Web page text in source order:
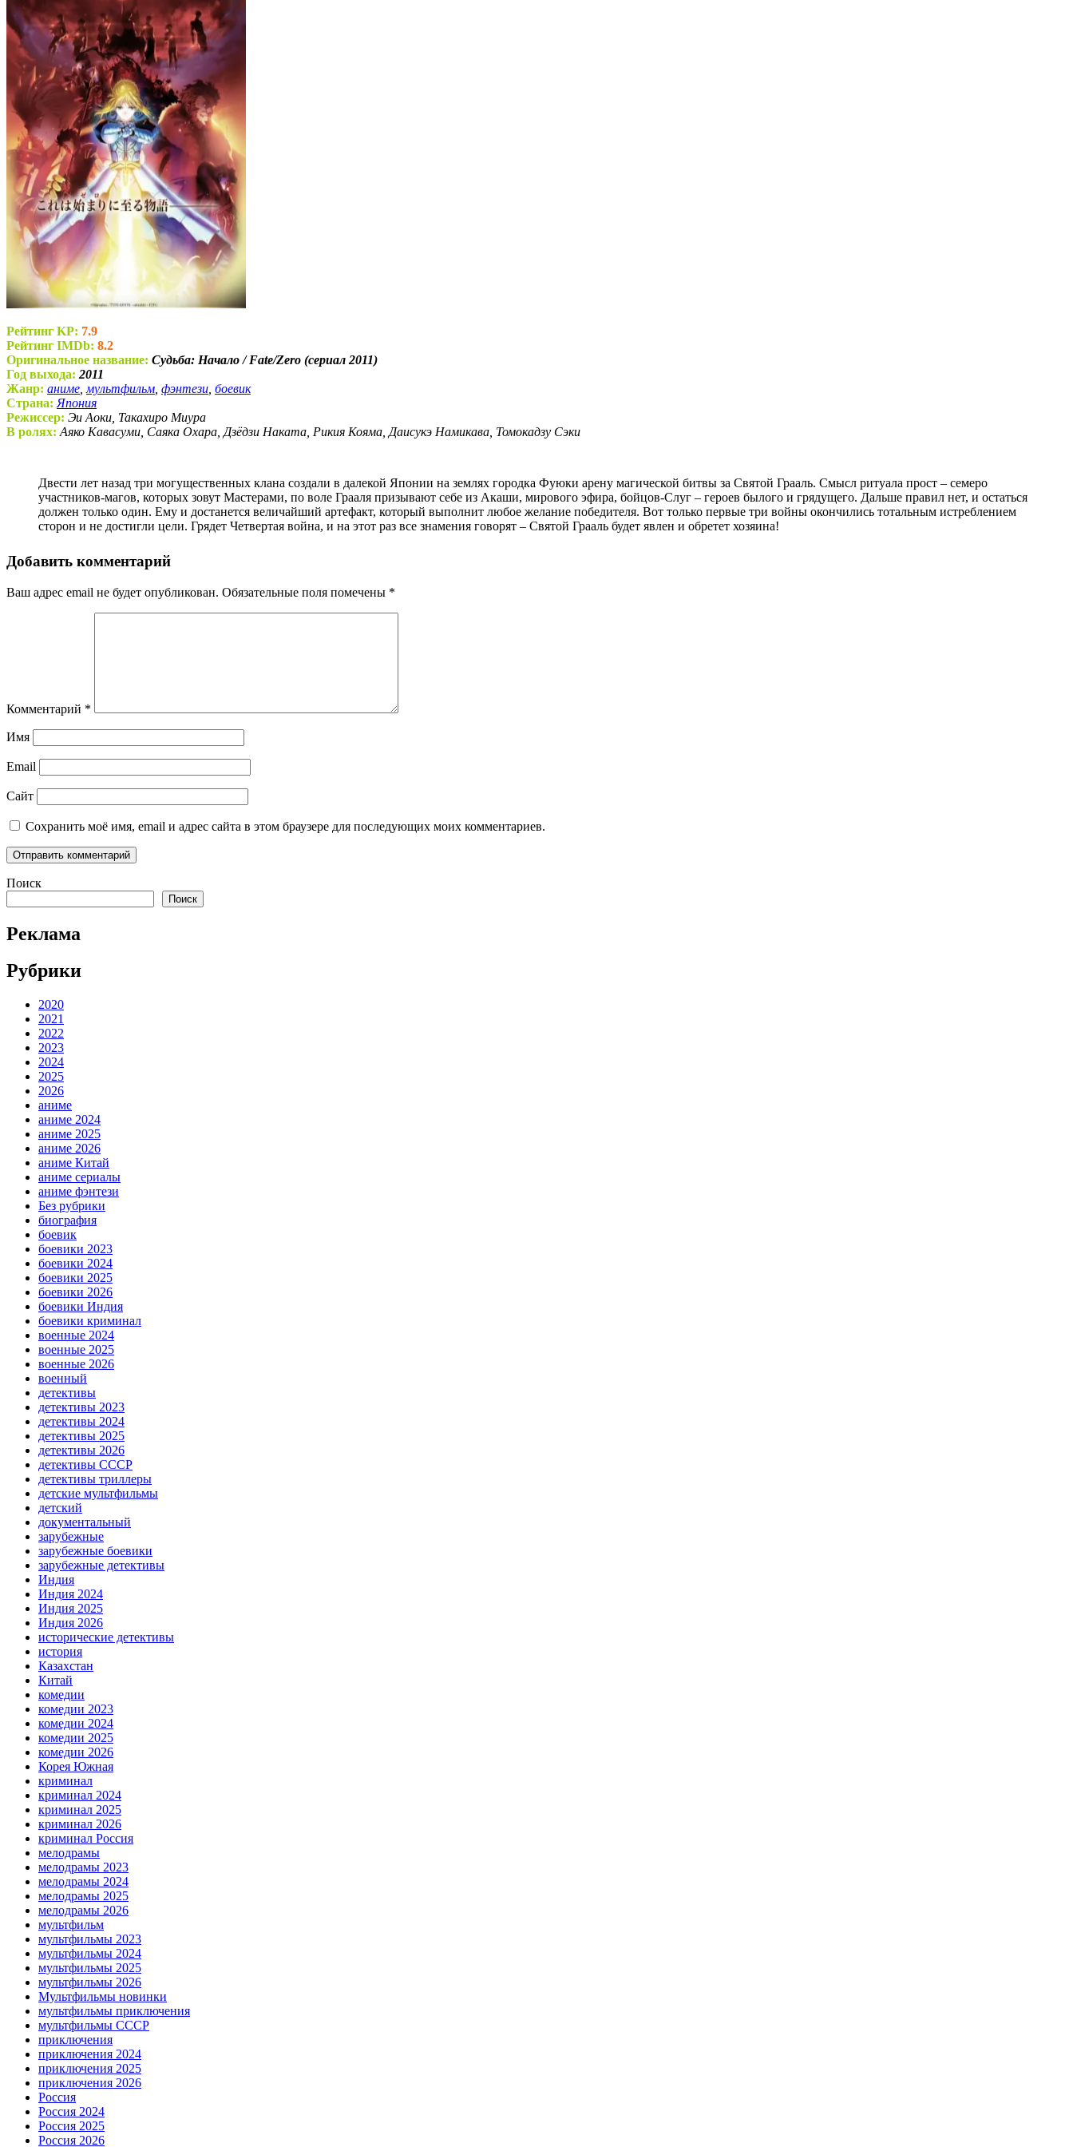
Рейтинг KP: 7.9
Рейтинг IMDb: 8.2
Оригинальное название: Судьба: Начало / Fate/Zero (сериал 2011)
Год выхода: 2011
Жанр: аниме мультфильм фэнтези боевик
Страна: Япония
Режиссер: Эи Аоки, Такахиро Миура
В ролях: Аяко Кавасуми, Саяка Охара, Дзёдзи Наката, Рикия Кояма, Даисукэ Намикава, Томокадзу Сэки
Двести лет назад три могущественных клана создали в далекой Японии на землях городка Фуюки арену магической битвы за Святой Грааль. Смысл ритуала прост – семеро
участников-магов, которых зовут Мастерами, по воле Грааля призывают себе из Акаши, мирового эфира, бойцов-Слуг – героев былого и грядущего. Дальше правил нет, и остаться
должен только один. Ему и достанется величайший артефакт, который выполнит любое желание победителя. Вот только первые три войны окончились тотальным истреблением
сторон и не достигли цели. Грядет Четвертая война, и на этот раз все знамения говорят – Святой Грааль будет явлен и обретет хозяина!
Добавить комментарий
Ваш адрес email не будет опубликован. Обязательные поля помечены *
Комментарий *
Имя
Email
Сайт
Сохранить моё имя, email и адрес сайта в этом браузере для последующих моих комментариев.
Поиск
Поиск
Реклама
Рубрики
2020
2021
2022
2023
2024
2025
2026
аниме
аниме 2024
аниме 2025
аниме 2026
аниме Китай
аниме сериалы
аниме фэнтези
Без рубрики
биография
боевик
боевики 2023
боевики 2024
боевики 2025
боевики 2026
боевики Индия
боевики криминал
военные 2024
военные 2025
военные 2026
военный
детективы
детективы 2023
детективы 2024
детективы 2025
детективы 2026
детективы СССР
детективы триллеры
детские мультфильмы
детский
документальный
зарубежные
зарубежные боевики
зарубежные детективы
Индия
Индия 2024
Индия 2025
Индия 2026
исторические детективы
история
Казахстан
Китай
комедии
комедии 2023
комедии 2024
комедии 2025
комедии 2026
Корея Южная
криминал
криминал 2024
криминал 2025
криминал 2026
криминал Россия
мелодрамы
мелодрамы 2023
мелодрамы 2024
мелодрамы 2025
мелодрамы 2026
мультфильм
мультфильмы 2023
мультфильмы 2024
мультфильмы 2025
мультфильмы 2026
Мультфильмы новинки
мультфильмы приключения
мультфильмы СССР
приключения
приключения 2024
приключения 2025
приключения 2026
Россия
Россия 2024
Россия 2025
Россия 2026